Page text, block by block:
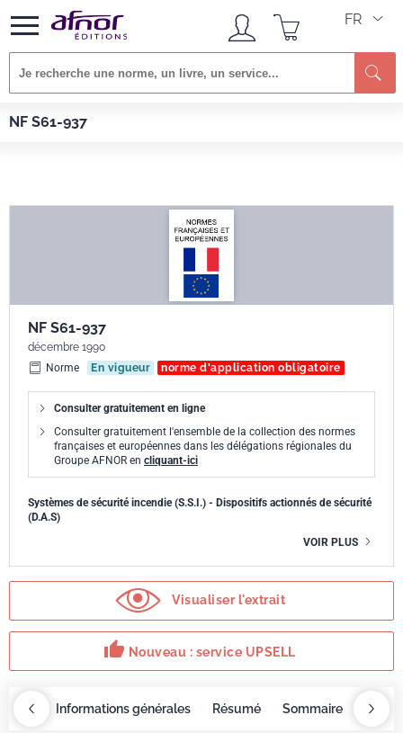
FR
NF S61-937
Afnor EDITIONS
NF S61-937
décembre 1990
Norme
En vigueur norme d'application obligatoire
Consulter gratuitement en ligne
Consulter gratuitement l'ensemble de la collection des normes
françaises et européennes dans les délégations régionales du
Groupe AFNOR en cliquant-ici
Systèmes de sécurité incendie (S.S.I.) - Dispositifs actionnés de sécurité
(D.A.S)
VOIR PLUS
Visualiser l'extrait
thumb_up Nouveau : service UPSELL
Informations générales Résumé Sommaire